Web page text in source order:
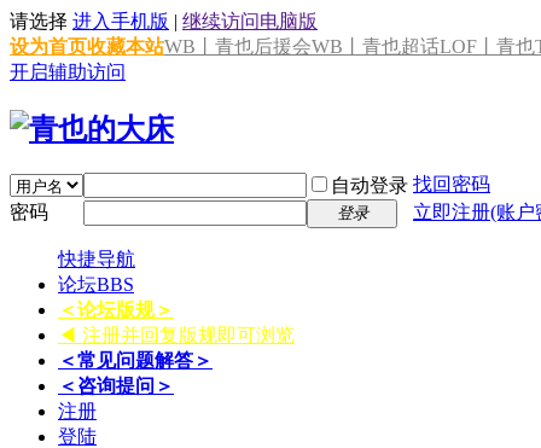
请选择 进入手机版 | 继续访问电脑版
设为首页收藏本站WB丨青也后援会WB丨青也超话LOF丨青也
开启辅助访问
自动登录 找回密码
密码
登录 立即注册(账
快捷导航
论坛BBS
＜论坛版规＞
◀ 注册并回复版规即可浏览
＜常见问题解答＞
＜咨询提问＞
注册
登陆